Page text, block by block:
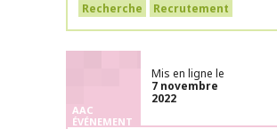
Recherche
Recrutement
AAC
ÉVÉNEMENT
Mis en ligne le
7 novembre
2022